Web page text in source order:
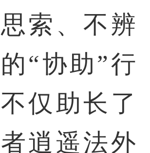
索、不辨
“协助”行
仅助长了
逍遥法外